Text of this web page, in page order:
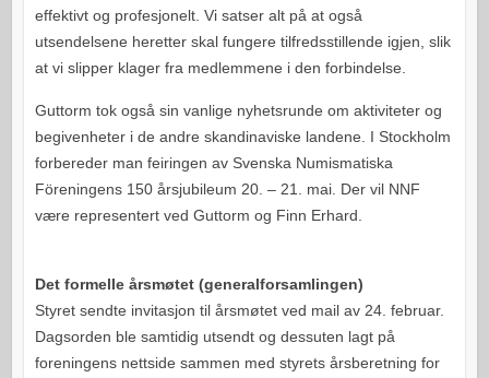
effektivt og profesjonelt. Vi satser alt på at også
utsendelsene heretter skal fungere tilfredsstillende igjen, slik
at vi slipper klager fra medlemmene i den forbindelse.
Guttorm tok også sin vanlige nyhetsrunde om aktiviteter og
begivenheter i de andre skandinaviske landene. I Stockholm
forbereder man feiringen av Svenska Numismatiska
Föreningens 150 årsjubileum 20. – 21. mai. Der vil NNF
være representert ved Guttorm og Finn Erhard.
Det formelle årsmøtet (generalforsamlingen)
Styret sendte invitasjon til årsmøtet ved mail av 24. februar.
Dagsorden ble samtidig utsendt og dessuten lagt på
foreningens nettside sammen med styrets årsberetning for